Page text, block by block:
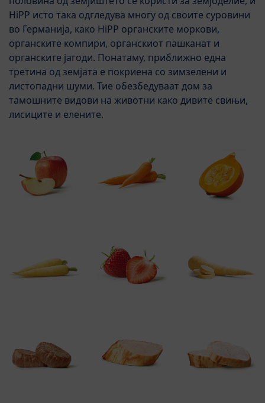
HiPP исто така одгледува многу од своите суровини
во Германија, како HiPP органските моркови,
органските компири, органскиот пашканат и
органските јагоди. Понатаму, приближно една
третина од земјата е покриена со зимзелени и
листопадни шуми. Тие обезбедуваат дом за
тамошните видови на животни како дивите свињи,
лисиците и елените.